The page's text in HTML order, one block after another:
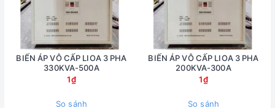
BIẾN ÁP VÔ CẤP LIOA 3 PHA
330KVA-500A
1₫
So sánh
BIẾN ÁP VÔ CẤP LIOA 3 PHA
200KVA-300A
1₫
So sánh